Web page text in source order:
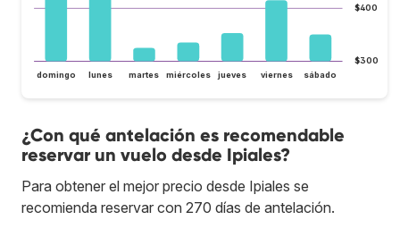
$300
$400
domingo lunes martes miércoles jueves viernes sábado
¿Con qué antelación es recomendable
reservar un vuelo desde Ipiales?
Para obtener el mejor precio desde Ipiales se
recomienda reservar con 270 días de antelación.